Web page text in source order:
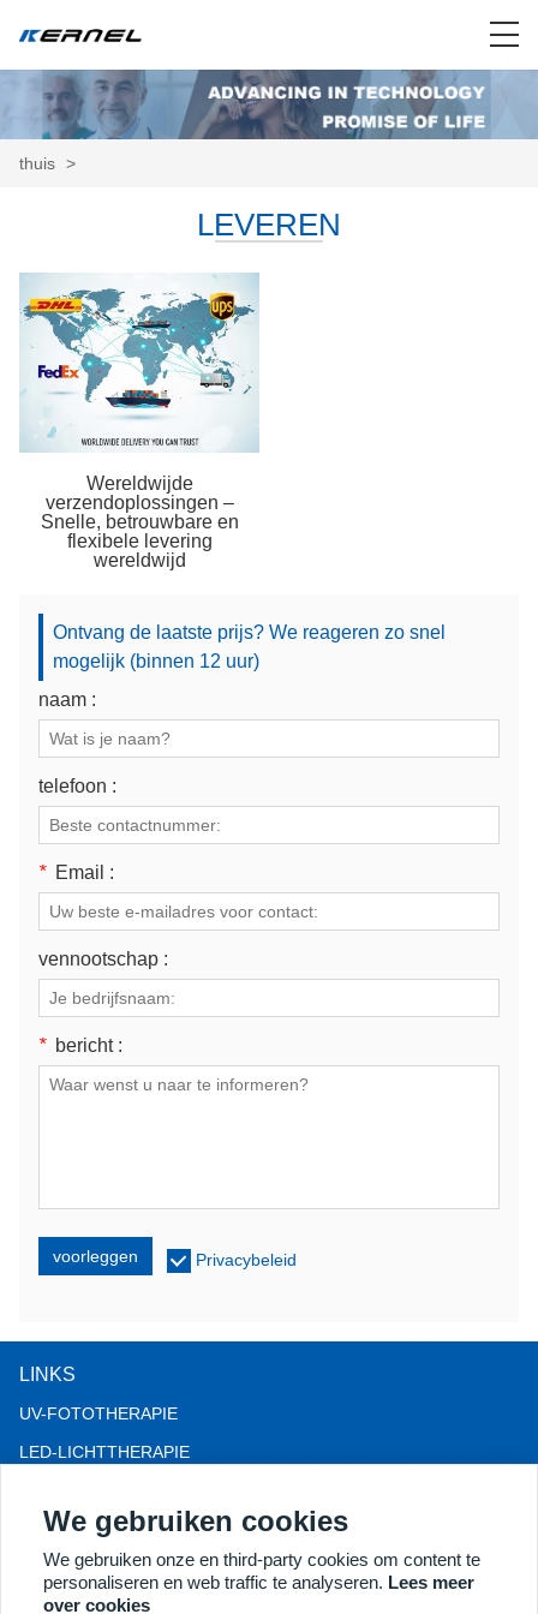
thuis >
LEVEREN
Wereldwijde
verzendoplossingen –
Snelle, betrouwbare en
flexibele levering
wereldwijd
Ontvang de laatste prijs? We reageren zo snel
mogelijk (binnen 12 uur)
naam :
telefoon :
* Email :
vennootschap :
* bericht :
voorleggen Privacybeleid
LINKS
UV-FOTOTHERAPIE
LED-LICHTTHERAPIE
COLPOSCOOP
MEER PRODUCTEN
Copyright® 2018 Kernel Medical Equipment Co.,LTD.
We gebruiken cookies
We gebruiken onze en third-party cookies om content te
personaliseren en web traffic te analyseren. Lees meer
over cookies